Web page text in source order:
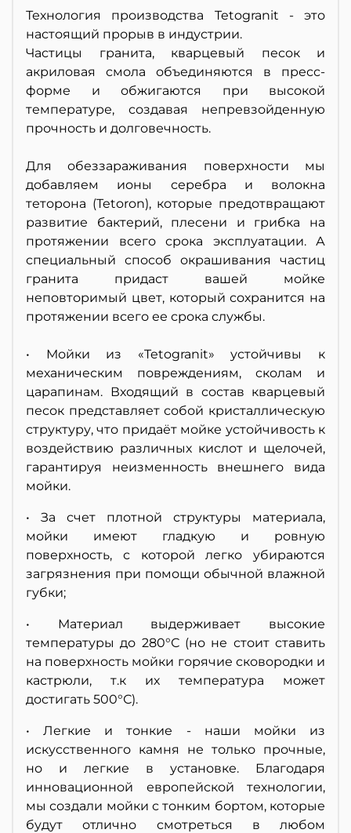
Технология производства Tetogranit - это
настоящий прорыв в индустрии.
Частицы гранита, кварцевый песок и
акриловая смола объединяются в пресс-
форме и обжигаются при высокой
температуре, создавая непревзойденную
прочность и долговечность.
Для обеззараживания поверхности мы
добавляем ионы серебра и волокна
теторона (Tetoron), которые предотвращают
развитие бактерий, плесени и грибка на
протяжении всего срока эксплуатации. А
специальный способ окрашивания частиц
гранита придаст вашей мойке
неповторимый цвет, который сохранится на
протяжении всего ее срока службы.
• Мойки из «Tetogranit» устойчивы к
механическим повреждениям, сколам и
царапинам. Входящий в состав кварцевый
песок представляет собой кристаллическую
структуру, что придаёт мойке устойчивость к
воздействию различных кислот и щелочей,
гарантируя неизменность внешнего вида
мойки.
• За счет плотной структуры материала,
мойки имеют гладкую и ровную
поверхность, с которой легко убираются
загрязнения при помощи обычной влажной
губки;
• Материал выдерживает высокие
температуры до 280°С (но не стоит ставить
на поверхность мойки горячие сковородки и
кастрюли, т.к их температура может
достигать 500°С).
• Легкие и тонкие - наши мойки из
искусственного камня не только прочные,
но и легкие в установке. Благодаря
инновационной европейской технологии,
мы создали мойки с тонким бортом, которые
будут отлично смотреться в любом